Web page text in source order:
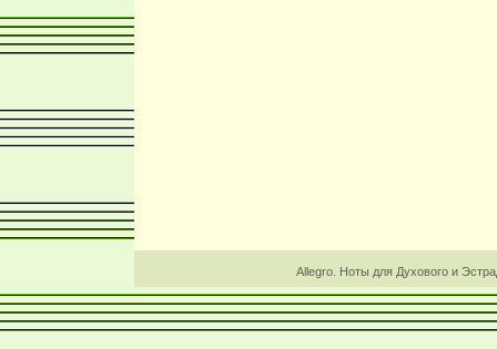
Allegro. Ноты для Духового и